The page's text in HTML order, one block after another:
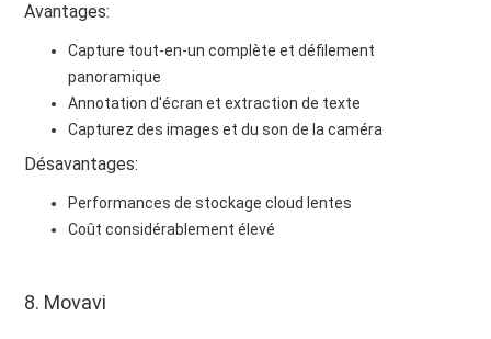
Avantages:
Capture tout-en-un complète et défilement
panoramique
Annotation d'écran et extraction de texte
Capturez des images et du son de la caméra
Désavantages:
Performances de stockage cloud lentes
Coût considérablement élevé
8. Movavi